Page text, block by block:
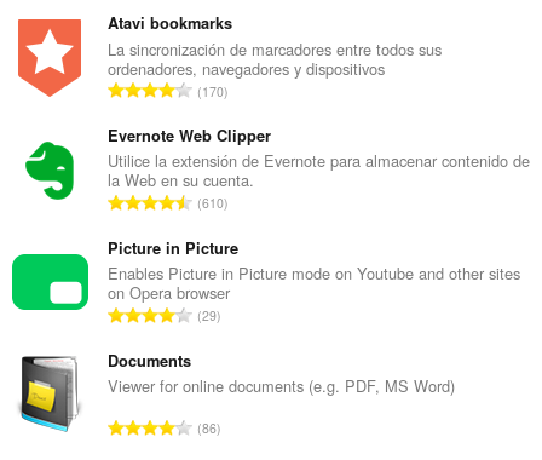
navegación.
This
extension
unlimited
amount
data.
m
e
r
o
o
t
a
d
e
v
a
o
r
c
Atavi bookmarks
La sincronización de marcadores entre todos sus
ordenadores, navegadores y dispositivos
N
m
e
r
o
o
t
a
d
e
a
170
Evernote Web Clipper
Utilice la extensión de Evernote para almacenar contenido de
la Web en su cuenta.
N
m
e
r
o
o
t
a
610
Picture in Picture
Enables Picture in Picture mode on Youtube and other sites
on Opera browser
N
m
e
o
29
Documents
Viewer for online documents (e.g. PDF, MS Word)
N86